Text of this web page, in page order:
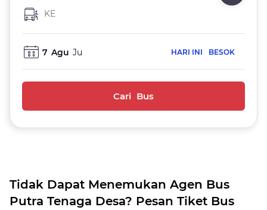
KE
7 Agu Ju HARI INI BESOK
Cari Bus
Tidak Dapat Menemukan Agen Bus
Putra Tenaga Desa? Pesan Tiket Bus